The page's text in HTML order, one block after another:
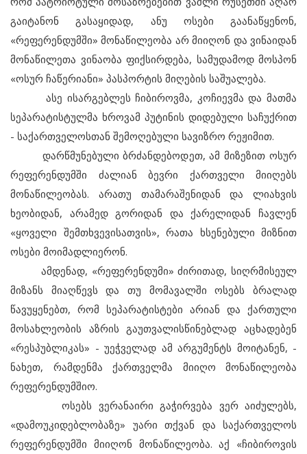
გაიტანონ გასაყიდად, ანუ ოსები გაანაწყენონ,
«რეფერენდუმში» მონაწილეობა არ მიიღონ და ვინაიდან
მონაწილეთა ვინაობა ფიქსირდება, სამუდამოდ მოსპონ
«ოსურ ჩაწერიანი» პასპორტის მიღების საშუალება.
ასე ისარგებლეს ჩიბიროვმა, კოჩიევმა და მათმა
სეპარატისტულმა ხროვამ პუტინის დიდებული საჩუქრით
- საქართველოსთან შემოღებული სავიზრო რეჟიმით.
დარწმუნებული ბრძანდებოდეთ, ამ მიზეზით ოსურ
რეფერენდუმში ძალიან ბევრი ქართველი მიიღებს
მონაწილეობას. არათუ თამარაშენიდან და ლიახვის
ხეობიდან, არამედ გორიდან და ქარელიდან ჩავლენ
«ყოველი შემთხვევისათვის», რათა ხსენებული მიზნით
ოსები მოიმადლიერონ.
ამდენად, «რეფერენდუმი» ძირითად, სიღრმისეულ
მიზანს მიაღწევს და თუ მომავალში ოსებს ბრალად
წავუყენებთ, რომ სეპარატისტები არიან და ქართული
მოსახლეობის აზრის გაუთვალისწინებლად აცხადებენ
«რესპუბლიკას» - უეჭველად ამ არგუმენტს მოიტანენ, -
ნახეთ, რამდენმა ქართველმა მიიღო მონაწილეობა
რეფერენდუმშიო.
ოსებს ვერანაირი გაჭირვება ვერ აიძულებს,
«დამოუკიდებლობაზე» უარი თქვან და საქართველოს
რეფერენდუმში მიიღონ მონაწილეობა. აქ «ჩიბიროვის